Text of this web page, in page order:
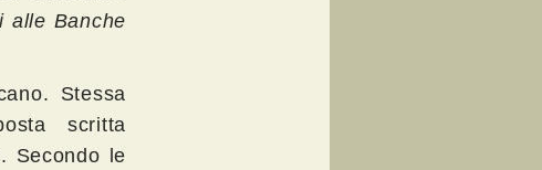
alle Banche
Stessa
scritta
Secondo le